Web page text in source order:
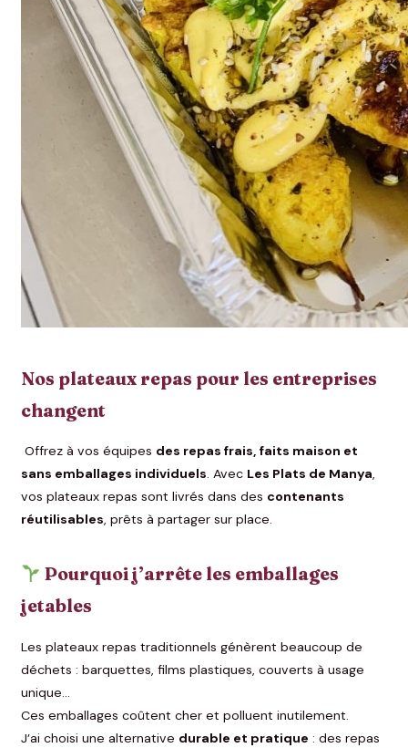
Nos plateaux repas pour les entreprises
changent
Offrez à vos équipes des repas frais, faits maison et
sans emballages individuels. Avec Les Plats de Manya,
vos plateaux repas sont livrés dans des contenants
réutilisables, prêts à partager sur place.
Pourquoi j’arrête les emballages
jetables
Les plateaux repas traditionnels génèrent beaucoup de
déchets : barquettes, films plastiques, couverts à usage
unique…
Ces emballages coûtent cher et polluent inutilement.
J’ai choisi une alternative durable et pratique : des repas